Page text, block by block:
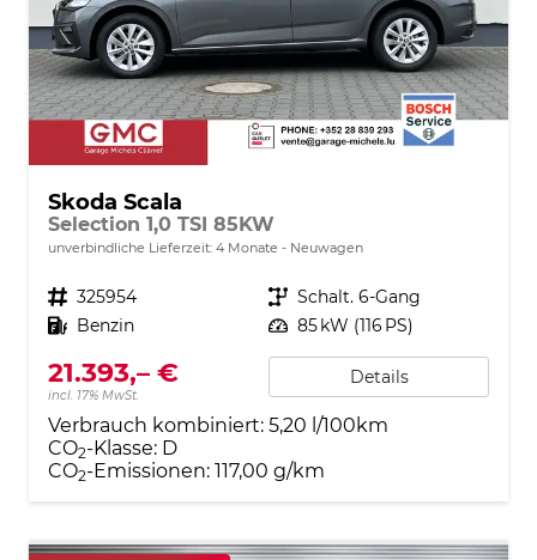
Skoda Scala
Selection 1,0 TSI 85KW
unverbindliche Lieferzeit: 4 Monate Neuwagen
Fahrzeugnr. 325954 Getriebe Schalt. 6-Gang
Kraftstoff Benzin Leistung 85 kW (116 PS)
21.393,– €
incl. 17% MwSt.
Details
Verbrauch kombiniert: 5,20 l/100km
CO2-Klasse: D
CO2-Emissionen: 117,00 g/km